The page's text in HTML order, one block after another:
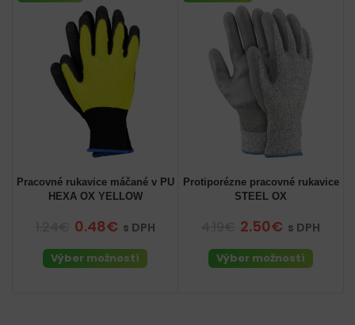
Pracovné rukavice máčané v PU
HEXA OX YELLOW
0.48€ s DPH
Výber možností
Protiporézne pracovné rukavice
STEEL OX
2.50€ s DPH
Výber možností